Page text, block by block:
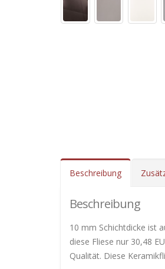
Beschreibung
Beschreibung
10 mm Schichtdicke ist
diese Fliese nur 30,48
Qualität. Diese